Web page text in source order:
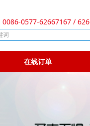
在线订单
0086-0577-62667167 /